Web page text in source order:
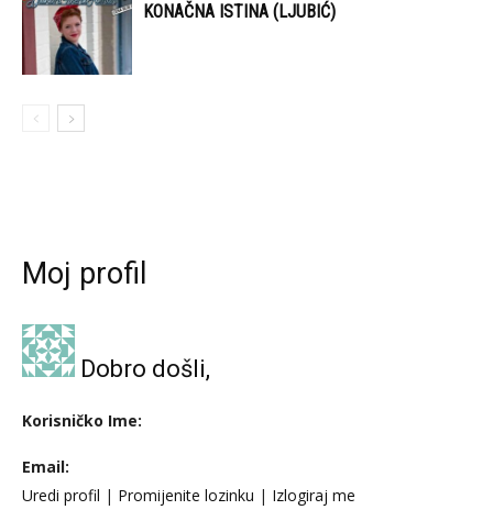
KONAČNA ISTINA (LJUBIĆ)
Moj profil
Dobro došli,
Korisničko Ime:
Email:
Uredi profil | Promijenite lozinku | Izlogiraj me